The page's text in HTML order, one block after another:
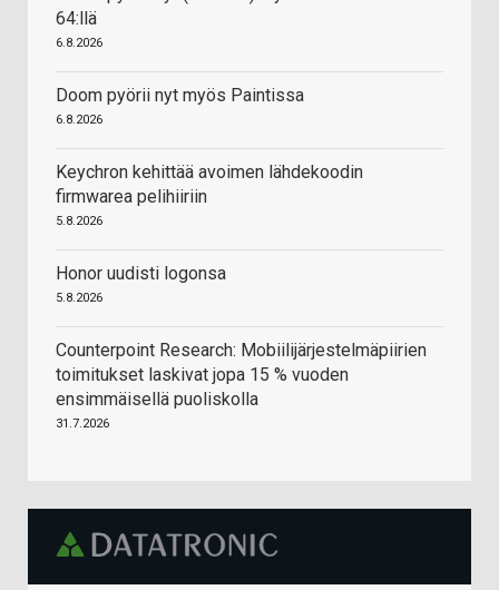
64:llä
6.8.2026
Doom pyörii nyt myös Paintissa
6.8.2026
Keychron kehittää avoimen lähdekoodin
firmwarea pelihiiriin
5.8.2026
Honor uudisti logonsa
5.8.2026
Counterpoint Research: Mobiilijärjestelmäpiirien
toimitukset laskivat jopa 15 % vuoden
ensimmäisellä puoliskolla
31.7.2026